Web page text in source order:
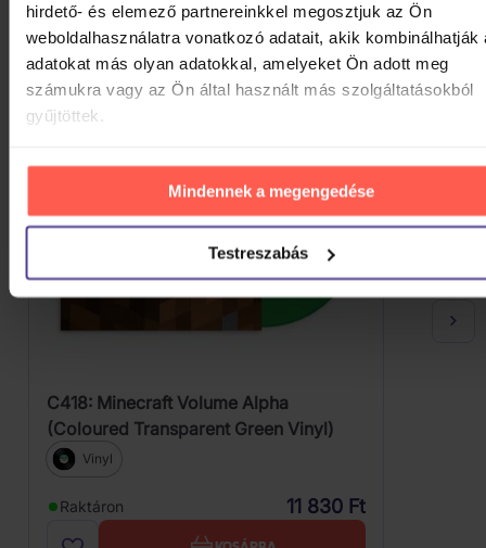
hirdető- és elemező partnereinkkel megosztjuk az Ön
weboldalhasználatra vonatkozó adatait, akik kombinálhatják
adatokat más olyan adatokkal, amelyeket Ön adott meg
számukra vagy az Ön által használt más szolgáltatásokból
gyűjtöttek.
Mindennek a megengedése
Testreszabás
Vessen rá egy pillantást.
C418: Minecraft Volume Alpha
(Coloured Transparent Green Vinyl)
Vinyl
Raktáron 11 830 Ft